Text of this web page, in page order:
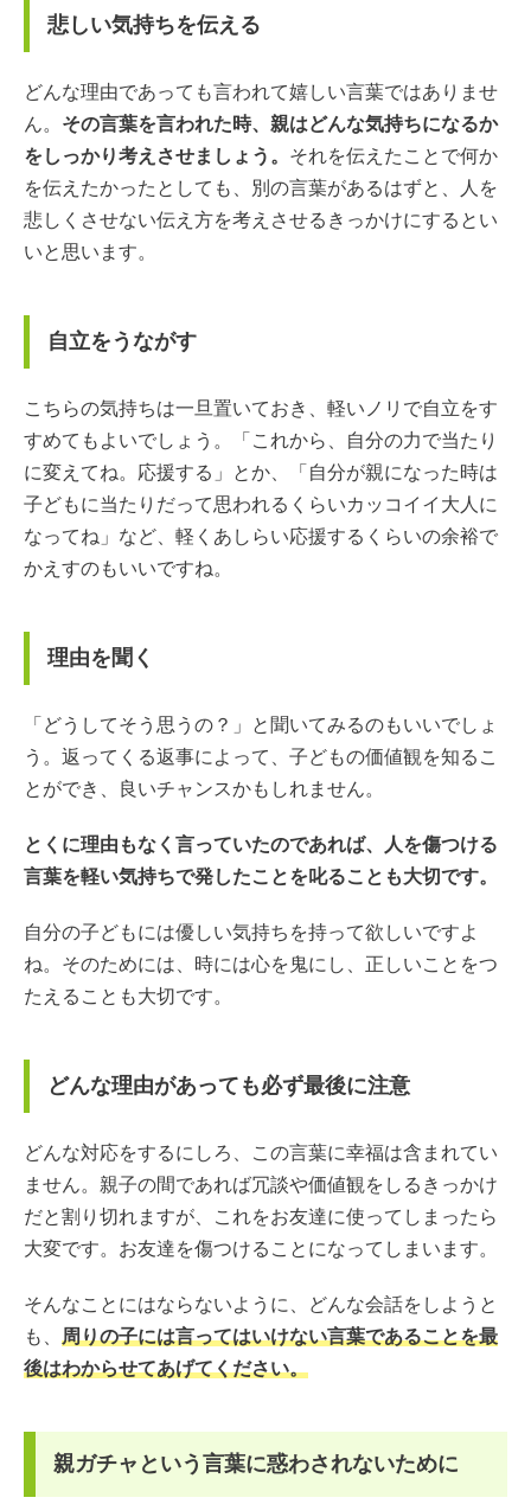
悲しい気持ちを伝える
どんな理由であっても言われて嬉しい言葉ではありませ
ん。 その言葉を言われた時、親はどんな気持ちになるか
をしっかり考えさせましょう。 それを伝えたことで何か
を伝えたかったとしても、別の言葉があるはずと、人を
悲しくさせない伝え方を考えさせるきっかけにするとい
いと思います。
自立をうながす
こちらの気持ちは一旦置いておき、軽いノリで自立をす
すめてもよいでしょう。「これから、自分の力で当たり
に変えてね。応援する」とか、「自分が親になった時は
子どもに当たりだって思われるくらいカッコイイ大人に
なってね」など、軽くあしらい応援するくらいの余裕で
かえすのもいいですね。
理由を聞く
「どうしてそう思うの？」と聞いてみるのもいいでしょ
う。返ってくる返事によって、子どもの価値観を知るこ
とができ、良いチャンスかもしれません。
とくに理由もなく言っていたのであれば、人を傷つける
言葉を軽い気持ちで発したことを叱ることも大切です。
自分の子どもには優しい気持ちを持って欲しいですよ
ね。そのためには、時には心を鬼にし、正しいことをつ
たえることも大切です。
どんな理由があっても必ず最後に注意
どんな対応をするにしろ、この言葉に幸福は含まれてい
ません。親子の間であれば冗談や価値観をしるきっかけ
だと割り切れますが、これをお友達に使ってしまったら
大変です。お友達を傷つけることになってしまいます。
そんなことにはならないように、どんな会話をしようと
も、 周りの子には言ってはいけない言葉であることを最
後はわからせてあげてください。
親ガチャという言葉に惑わされないために